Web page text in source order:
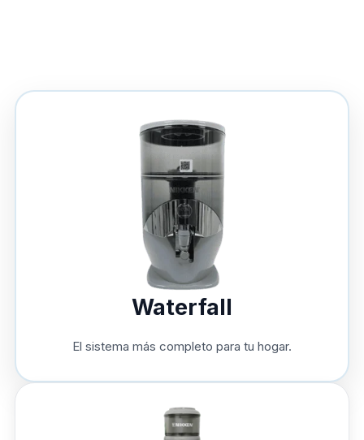
Waterfall
El sistema más completo para tu hogar.